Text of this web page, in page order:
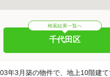
検索結果一覧へ
千代田区
年3月築の物件で、地上10階建